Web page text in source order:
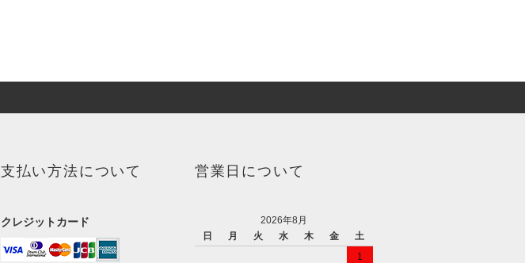
支払い方法について
クレジットカード
営業日について
2026年8月
日
月 火 水 木 金
土
1